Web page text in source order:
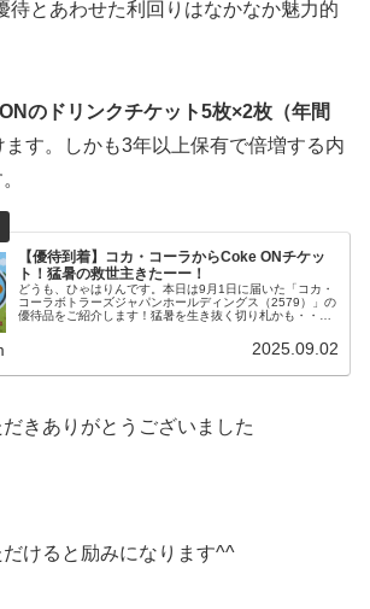
待とあわせた利回りはなかなか魅力的
のドリンクチケット5枚×2枚（年間
ます。しかも3年以上保有で倍増する内
【優待到着】コカ・コーラからCoke ONチケッ
ト！猛暑の救世主きたーー！
どうも、ひゃはりんです。本日は9月1日に届いた「コカ・
コーラボトラーズジャパンホールディングス（2579）」の
優待品をご紹介します！猛暑を生き抜く切り札かも・・・
2025.09.02
きありがとうございました
けると励みになります^^